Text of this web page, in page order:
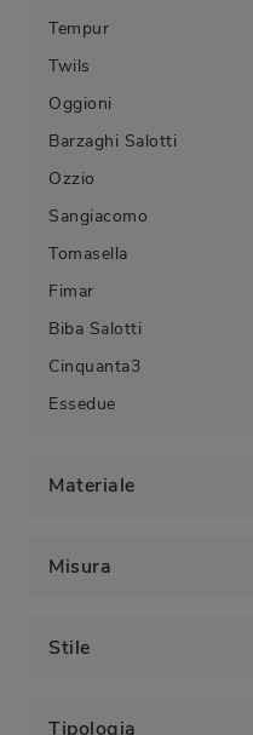
Tempur
Twils
Oggioni
Barzaghi Salotti
Ozzio
Sangiacomo
Tomasella
Fimar
Biba Salotti
Cinquanta3
Essedue
Materiale
Misura
Stile
Tipologia